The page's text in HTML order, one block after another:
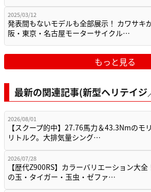
2025/03/12
発表間もないモデルも全部展示！ カワサキ
阪・東京・名古屋モーターサイクル…
もっと見る
最新の関連記事(新型ヘリテイ
2026/08/01
【スクープ的中】27.76馬力＆43.3Nmのモ
リトルク。大排気量シング…
2026/07/28
【歴代Z900RS】カラーバリエーション大全
の玉・タイガー・玉虫・ゼファ…